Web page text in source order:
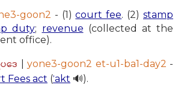
goon2 - (1)court fee. (2) stamp
duty; revenue (collected at the
office).
ဒေ yone3-goon2 et-u1-ba1-day2 -
Fees act (ˈakt 🔊).